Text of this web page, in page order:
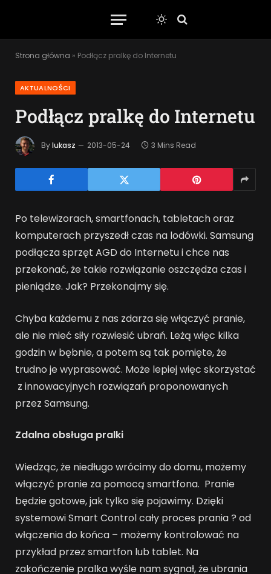
Strona główna » Podłącz pralkę do Internetu
AKTUALNOŚCI
Podłącz pralkę do Internetu
Bylukasz 2013-05-24 3 Mins Read
Po telewizorach, smartfonach, tabletach oraz
komputerach przyszedł czas na lodówki. Samsung
podłącza sprzęt AGD do Internetu i chce nas
przekonać, że takie rozwiązanie oszczędza czas i
pieniądze. Jak? Przekonajmy się.
Chyba każdemu z nas zdarza się włączyć pranie,
ale nie mieć siły rozwiesić ubrań. Leżą więc kilka
godzin w bębnie, a potem są tak pomięte, że
trudno je wyprasować. Może lepiej więc skorzystać
z innowacyjnych rozwiązań proponowanych
przez Samsung.
Zdalna obsługa pralki
Wiedząc, że niedługo wrócimy do domu, możemy
włączyć pranie za pomocą smartfona. Pranie
będzie gotowe, jak tylko się pojawimy. Dzięki
systemowi Smart Control cały proces prania ? od
włączenia do końca – możemy kontrolować na
przykład przez smartfon lub tablet. Na
zakończenie pralka wyśle nam sygnał, że ubrania